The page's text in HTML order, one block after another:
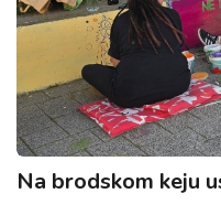
Na brodskom keju